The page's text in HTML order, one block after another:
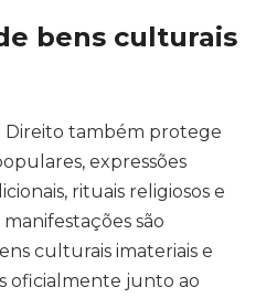
bens culturais
Direito também protege
expressões
rituais religiosos e
manifestações são
culturais imateriais e
oficialmente junto ao